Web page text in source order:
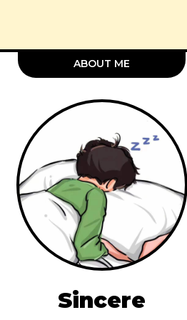
ABOUT ME
Sincere